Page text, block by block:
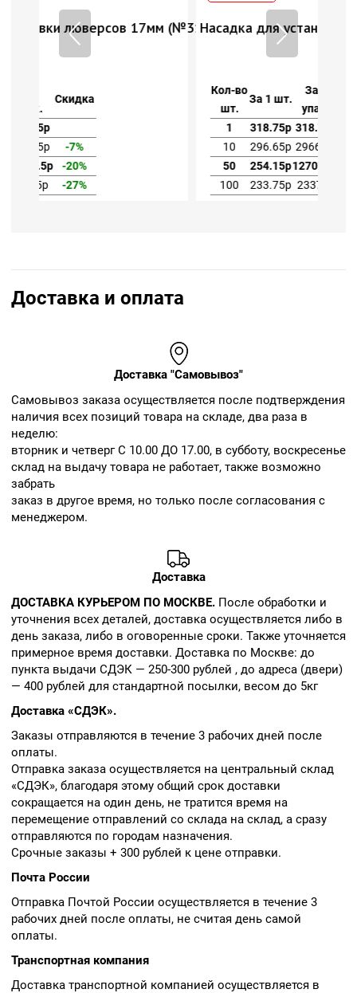
(№31)Насадка для установки люверсов 17мм (№31)
шт.
10
-7%
50
-20%
100
-27%
Доставка и оплата
Доставка "Самовывоз"
Cамовывоз заказа осуществляется после подтверждения
наличия всех позиций товара на складе, два раза в
неделю:
вторник и четверг С 10.00 ДО 17.00, в субботу, воскресенье
склад на выдачу товара не работает, также возможно
забрать
заказ в другое время, но только после согласования с
менеджером.
Доставка
ДОСТАВКА КУРЬЕРОМ ПО МОСКВЕ. После обработки и
уточнения всех деталей, доставка осуществляется либо в
день заказа, либо в оговоренные сроки. Также уточняется
примерное время доставки. Доставка по Москве: до
пункта выдачи СДЭК — 250-300 рублей , до адреса (двери)
— 400 рублей для стандартной посылки, весом до 5кг
Доставка «СДЭК».
Заказы отправляются в течение 3 рабочих дней после
оплаты.
Отправка заказа осуществляется на центральный склад
«СДЭК», благодаря этому общий срок доставки
сокращается на один день, не тратится время на
перемещение отправлений со склада на склад, а сразу
отправляются по городам назначения.
Срочные заказы + 300 рублей к цене отправки.
Почта России
Отправка Почтой России осуществляется в течение 3
рабочих дней после оплаты, не считая день самой
оплаты.
Транспортная компания
Доставка транспортной компанией осуществляется в